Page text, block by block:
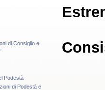
di Consiglio e
Podestà
di Podestà e